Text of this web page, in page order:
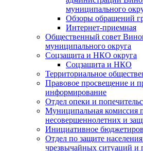
муниципального
Обзоры обращений
Интернет-приемная
Общественный совет
муниципального округа
Соцзащита и НКО округа
Соцзащита и НКО
Территориальное
Правовое просвещение и
информирование
Отдел опеки и
Муниципальная комиссия
несовершеннолетних и
Инициативное
Отдел по защите
чрезвычайных ситуаций и